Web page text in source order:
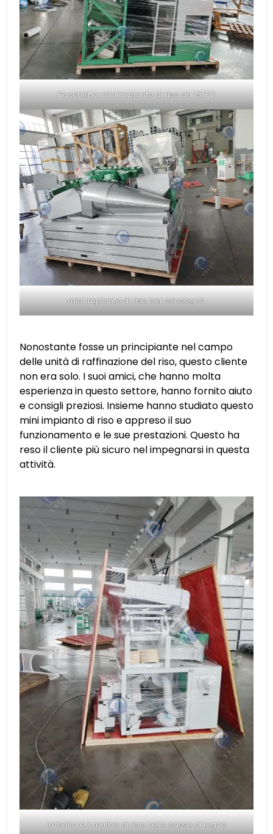
Pacchetto mini impianto di riso da 15TPD
mini impianto di riso per consegna
Nonostante fosse un principiante nel campo
delle unità di raffinazione del riso, questo cliente
non era solo. I suoi amici, che hanno molta
esperienza in questo settore, hanno fornito aiuto
e consigli preziosi. Insieme hanno studiato questo
mini impianto di riso e appreso il suo
funzionamento e le sue prestazioni. Questo ha
reso il cliente più sicuro nel impegnarsi in questa
attività.
imballare il mulino di riso nelle casse di legno